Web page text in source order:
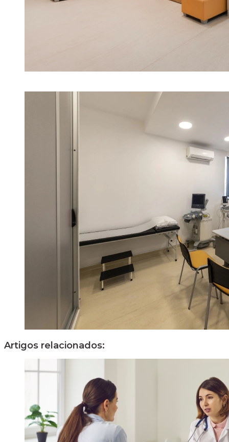
Artigos relacionados: